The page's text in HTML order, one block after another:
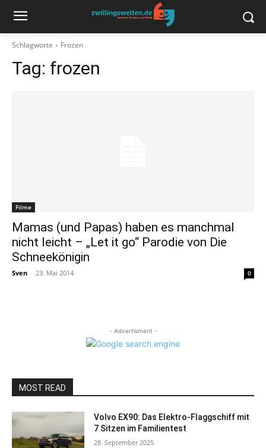
Schlagworte Frozen
Tag: frozen
Filme
Mamas (und Papas) haben es manchmal
nicht leicht – „Let it go“ Parodie von Die
Schneekönigin
Sven - 23. Mai 2014 0
- Advertisment -
MOST READ
Volvo EX90: Das Elektro-Flaggschiff mit
7 Sitzen im Familientest
28. September 2025